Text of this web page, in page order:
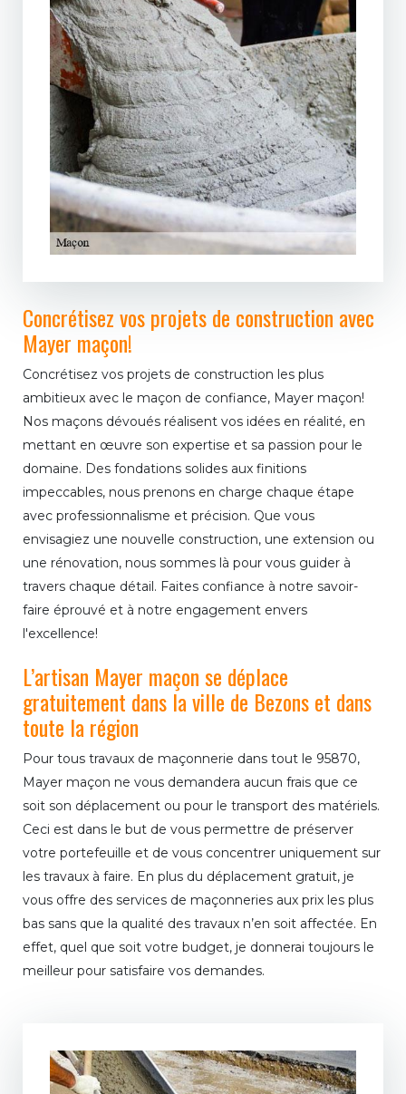
Concrétisez vos projets de construction avec
Mayer maçon!
Concrétisez vos projets de construction les plus
ambitieux avec le maçon de confiance, Mayer maçon!
Nos maçons dévoués réalisent vos idées en réalité, en
mettant en œuvre son expertise et sa passion pour le
domaine. Des fondations solides aux finitions
impeccables, nous prenons en charge chaque étape
avec professionnalisme et précision. Que vous
envisagiez une nouvelle construction, une extension ou
une rénovation, nous sommes là pour vous guider à
travers chaque détail. Faites confiance à notre savoir-
faire éprouvé et à notre engagement envers
l'excellence!
L’artisan Mayer maçon se déplace
gratuitement dans la ville de Bezons et dans
toute la région
Pour tous travaux de maçonnerie dans tout le 95870,
Mayer maçon ne vous demandera aucun frais que ce
soit son déplacement ou pour le transport des matériels.
Ceci est dans le but de vous permettre de préserver
votre portefeuille et de vous concentrer uniquement sur
les travaux à faire. En plus du déplacement gratuit, je
vous offre des services de maçonneries aux prix les plus
bas sans que la qualité des travaux n’en soit affectée. En
effet, quel que soit votre budget, je donnerai toujours le
meilleur pour satisfaire vos demandes.